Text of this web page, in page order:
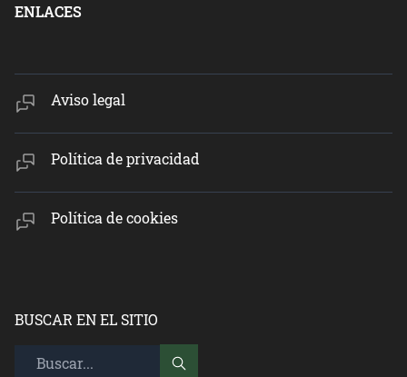
ENLACES
Aviso legal
Política de privacidad
Política de cookies
BUSCAR EN EL SITIO